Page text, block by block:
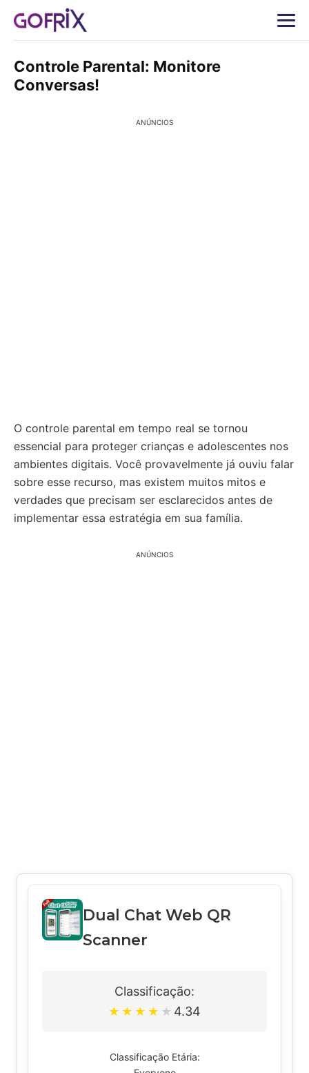
Controle Parental: Monitore
Conversas!
ANÚNCIOS
O controle parental em tempo real se tornou
essencial para proteger crianças e adolescentes nos
ambientes digitais. Você provavelmente já ouviu falar
sobre esse recurso, mas existem muitos mitos e
verdades que precisam ser esclarecidos antes de
implementar essa estratégia em sua família.
ANÚNCIOS
Dual Chat Web QR
Scanner
Classificação:
★ ★ ★ ★ ★ 4.34
Classificação Etária: